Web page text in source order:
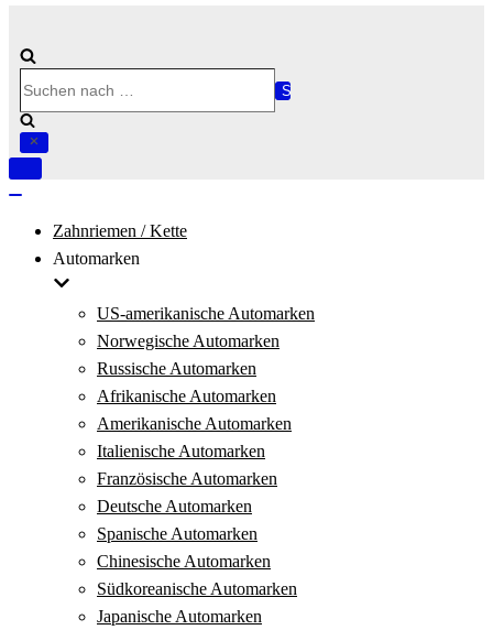
nach …
Navigation
Zahnriemen / Kette
Automarken
US-amerikanische Automarken
Norwegische Automarken
Russische Automarken
Afrikanische Automarken
Amerikanische Automarken
Italienische Automarken
Französische Automarken
Deutsche Automarken
Spanische Automarken
Chinesische Automarken
Südkoreanische Automarken
Japanische Automarken